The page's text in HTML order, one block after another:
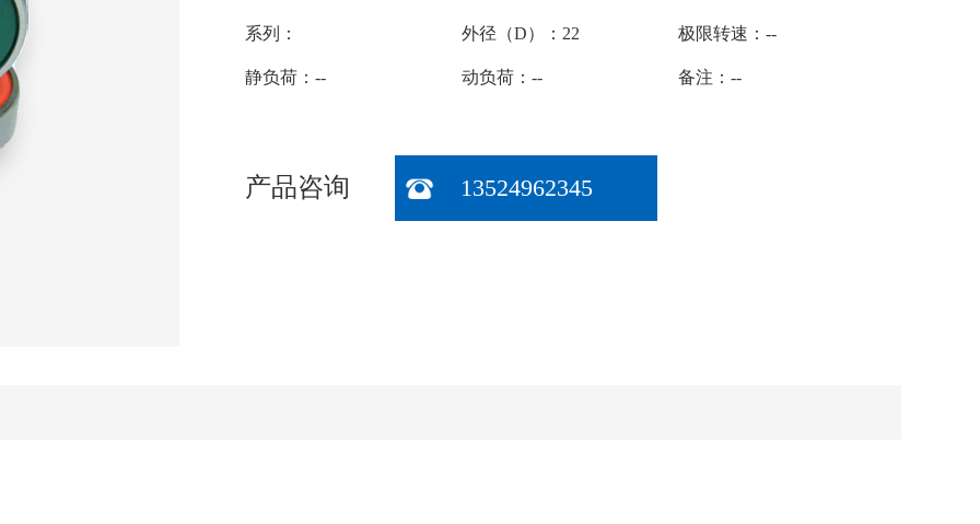
系列： 外径（D）：22 极限转速：--
静负荷：-- 动负荷：-- 备注：--
产品咨询 13524962345